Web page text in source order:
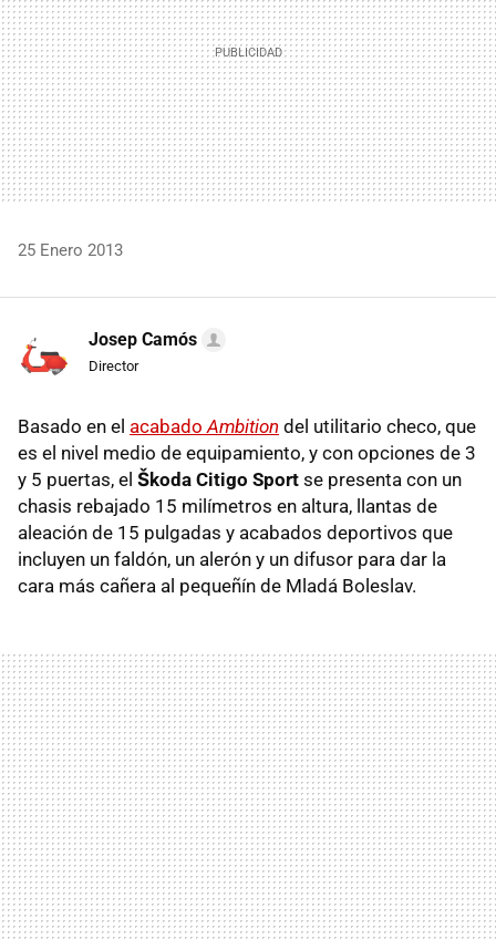
25 Enero 2013
Josep Camós
Director
Basado en el acabadoAmbition del utilitario checo, que
es el nivel medio de equipamiento, y con opciones de 3
y 5 puertas, el Škoda Citigo Sport se presenta con un
chasis rebajado 15 milímetros en altura, llantas de
aleación de 15 pulgadas y acabados deportivos que
incluyen un faldón, un alerón y un difusor para dar la
cara más cañera al pequeñín de Mladá Boleslav.